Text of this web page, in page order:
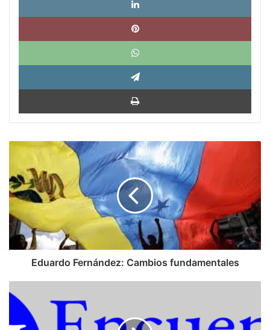
Eduardo
Cambios
fundamentales
Eduardo Fernández: Cambios fundamentales
Humanista:
Entrevista
a